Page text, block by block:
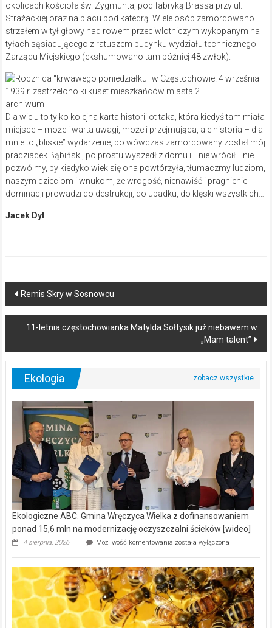
okolicach kościoła św. Zygmunta, pod fabryką Brassa przy ul.
Strażackiej oraz na placu pod katedrą. Wiele osób zamordowano
strzałem w tył głowy nad rowem przeciwlotniczym wykopanym na
tyłach sąsiadującego z ratuszem budynku wydziału technicznego
Zarządu Miejskiego (ekshumowano tam później 48 zwłok).
archiwum
Dla wielu to tylko kolejna karta historii ot taka, która kiedyś tam miała
miejsce – może i warta uwagi, może i przejmująca, ale historia – dla
mnie to „bliskie” wydarzenie, bo wówczas zamordowany został mój
pradziadek Bąbiński, po prostu wyszedł z domu i… nie wrócił… nie
pozwólmy, by kiedykolwiek się ona powtórzyła, tłumaczmy ludziom,
naszym dzieciom i wnukom, że wrogość, nienawiść i pragnienie
dominacji prowadzi do destrukcji, do upadku, do klęski wszystkich…
Jacek Dyl
Post
navigation
Remis Skry w Sosnowcu
11-letnia częstochowianka Matylda Sołtysik już niebawem w
„Mam talent”
Ekologia
Ekologiczne ABC. Gmina Wręczyca Wielka z dofinansowaniem
ponad 15,6 mln na modernizację oczyszczalni ścieków [wideo]
4 sierpnia, 2026 Możliwość komentowania Ekologiczne
Wręczyca
Wielka
z
dofinansowaniem
ponad
15,6
została wyłączona